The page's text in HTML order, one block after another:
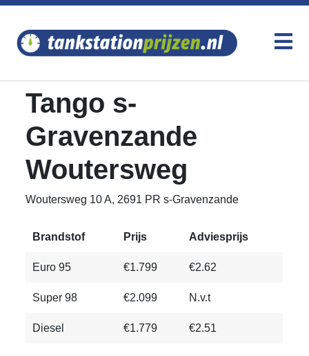
Tango s-
Gravenzande
Woutersweg
Woutersweg 10 A, 2691 PR s-Gravenzande
Brandstof Prijs Adviesprijs
Euro 95 €1.799 €2.62
Super 98 €2.099 N.v.t
Diesel €1.779 €2.51